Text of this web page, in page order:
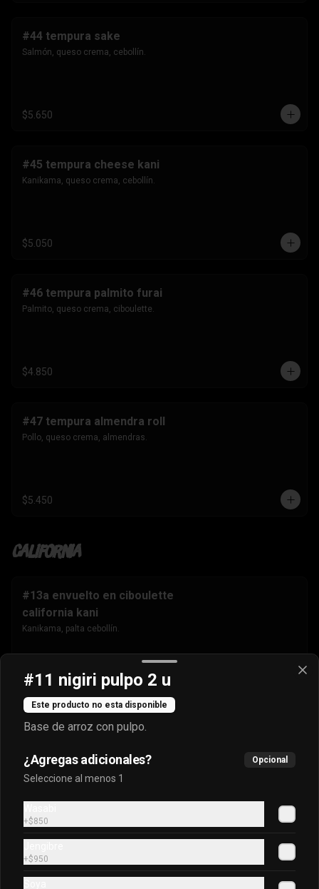
#44 tempura sake
Salmón, queso crema, cebollín.
$5.650
#45 tempura cheese kani
Kanikama, queso crema, cebollín.
$5.050
#46 tempura palmito furai
Palmito, queso crema, ciboulette.
$4.850
#47 tempura almendra roll
Pollo, queso crema, almendras.
$5.450
California
#13a envuelto en ciboulette
california kani
Kanikama, palta cebollín.
$4.500
#13b envuelto en masago
Kanikama, palta cebollín.
$4.500
#13c envuelto en sésamo
california kani
#11 nigiri pulpo 2 u
Este producto no esta disponible
Base de arroz con pulpo.
¿Agregas adicionales? Opcional
Seleccione al menos 1
+$850
+$950